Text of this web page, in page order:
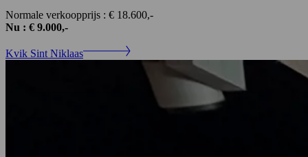
Normale verkoopprijs : € 18.600,-
Nu : € 9.000,-
Kvik Sint Niklaas